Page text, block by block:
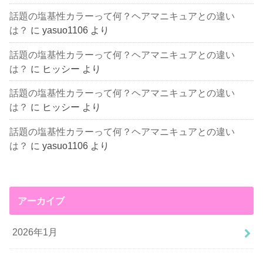
話題の塩基性カラーって何？ヘアマニキュアとの違い
は？ にyasuo1106 より
話題の塩基性カラーって何？ヘアマニキュアとの違い
は？ に ヒッシー より
話題の塩基性カラーって何？ヘアマニキュアとの違い
は？ に ヒッシー より
話題の塩基性カラーって何？ヘアマニキュアとの違い
は？ にyasuo1106 より
アーカイブ
2026年1月